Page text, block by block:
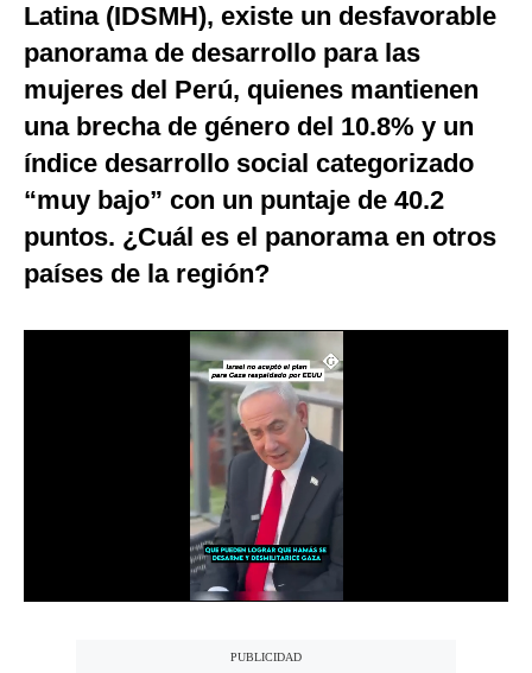
Club del Suscriptor
Mix
G de Gestión
Notas Contratadas
Podcast
Gestión TV
Latina (IDSMH), existe un desfavorable
panorama de desarrollo para las
mujeres del Perú, quienes mantienen
una brecha de género del 10.8% y un
índice desarrollo social categorizado
“muy bajo” con un puntaje de 40.2
puntos. ¿Cuál es el panorama en otros
países de la región?